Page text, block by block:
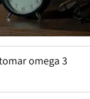
omega 3